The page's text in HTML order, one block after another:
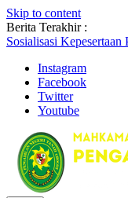
Skip to content
Berita Terakhir :
Sosialisasi
Briefin Petugas PTSP
Instagram
Facebook
Twitter
Youtube